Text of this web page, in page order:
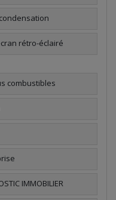
rétro-éclairé
combustibles
IMMOBILIER